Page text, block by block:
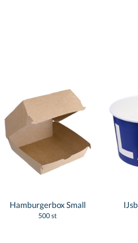
Hamburgerbox Small
500 st